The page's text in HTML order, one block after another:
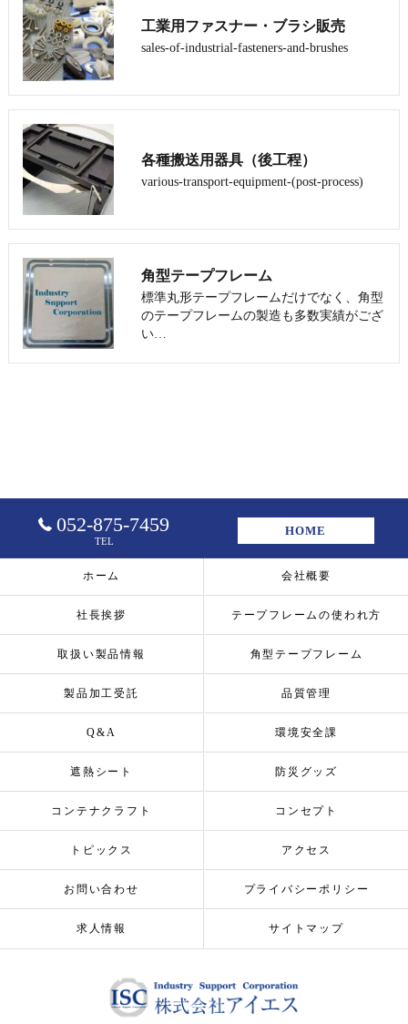
工業用ファスナー・ブラシ販売
sales-of-industrial-fasteners-and-brushes
各種搬送用器具（後工程）
various-transport-equipment-(post-process)
角型テープフレーム
標準丸形テープフレームだけでなく、角型
のテープフレームの製造も多数実績がござ
い…
052-875-7459
TEL
HOME
ホーム 会社概要
社長挨拶 テープフレームの使われ方
取扱い製品情報 角型テープフレーム
製品加工受託 品質管理
Q&A 環境安全課
遮熱シート 防災グッズ
コンテナクラフト コンセプト
トピックス アクセス
お問い合わせ プライバシーポリシー
求人情報 サイトマップ